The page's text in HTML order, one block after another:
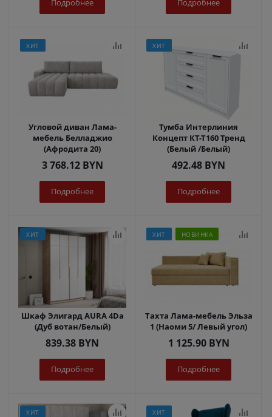
Подробнее Подробнее
ХИТ
Угловой диван Лама-
мебель Белладжио
(Афродита 20)
3 768.12BYN
Подробнее
ХИТ
Тумба Интерлиния
Концепт КТ-Т160 Тренд
(Белый /Белый)
492.48 BYN
Подробнее
ХИТ
Шкаф Элигард AURA 4Dа
(Дуб вотан/Белый)
839.38 BYN
Подробнее
ХИТ НОВИНКА
Тахта Лама-мебель Эльза
1 (Наоми 5/ Левый угол)
1 125.90BYN
Подробнее
ХИТ ХИТ